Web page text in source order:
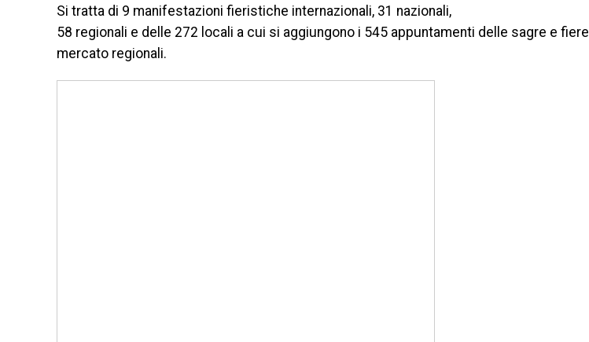
Si tratta di 9 manifestazioni fieristiche internazionali, 31 nazionali,
58 regionali e delle 272 locali a cui si aggiungono i 545 appuntamenti delle sagre e fiere
mercato regionali.